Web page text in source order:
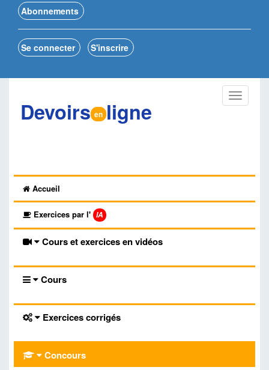
Abonnements
Se connecter S'inscrire
Devoirs en ligne
Accueil
Exercices par l' IA
Cours et exercices en vidéos
Cours
Exercices corrigés
Concours